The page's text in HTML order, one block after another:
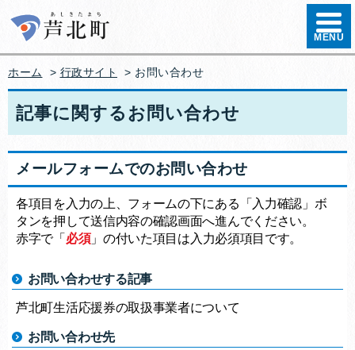
ハンバ
MENU
ホーム > 行政サイト > お問い合わせ
記事に関するお問い合わせ
メールフォームでのお問い合わせ
各項目を入力の上、フォームの下にある「入力確認」ボ
タンを押して送信内容の確認画面へ進んでください。
赤字で「 必須」の付いた項目は入力必須項目です。
お問い合わせする記事
芦北町生活応援券の取扱事業者について
お問い合わせ先